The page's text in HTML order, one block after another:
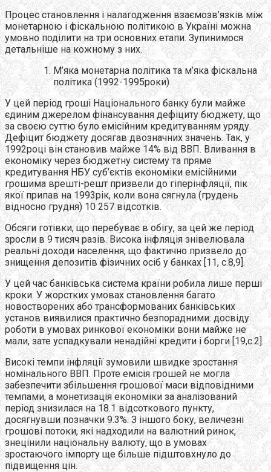
Процес становлення і налагодження взаємозв’язків між
монетарною і фіскальною політикою в Україні можна
умовно поділити на три основних етапи. Зупинимося
детальніше на кожному з них.
М’яка монетарна політика та м’яка фіскальна
політика (1992-1995роки)
У цей період гроші Національного банку були майже
єдиним джерелом фінансування дефіциту бюджету, що
за своєю суттю було емісійним кредитуванням уряду.
Дефіцит бюджету досягав двозначних значень. Так, у
1992році він становив майже 14% від ВВП. Вливання в
економіку через бюджетну систему та пряме
кредитування НБУ суб’єктів економіки емісійними
грошима врешті-решт призвели до гіперінфляції, пік
якої припав на 1993рік, коли вона сягнула (грудень
відносно грудня) 10 257 відсотків.
Обсяги готівки, що перебуває в обігу, за цей же період
зросли в 9 тисяч разів. Висока інфляція знівелювала
реальні доходи населення, що фактично призвело до
знищення депозитів фізичних осіб у банках [11, с.8,9].
У цей час банківська система країни робила лише перші
кроки. У жорстких умовах становлення багато
новостворених або трансформованих банківських
установ виявилися практично безпорадними: досвіду
роботи в умовах ринкової економіки вони майже не
мали, зате успадкували ненадійні кредити і борги [19,с.2].
Високі темпи інфляції зумовили швидке зростання
номінального ВВП. Проте емісія грошей не могла
забезпечити збільшення грошової маси відповідними
темпами, а монетизація економіки за аналізований
період знизилася на 18.1 відсоткового пункту,
досягнувши позначки 9.3%. З іншого боку, величезні
грошові потоки, які надходили на валютний ринок,
знецінили національну валюту, що в умовах
зростаючого імпорту ще більше підштовхнуло до
підвищення цін.